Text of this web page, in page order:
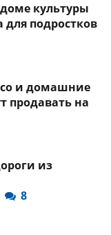
культуры
для подростков
и домашние
продавать на
из
8